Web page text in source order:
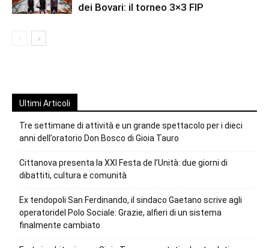
dei Bovari: il torneo 3×3 FIP
Ultimi Articoli
Tre settimane di attività e un grande spettacolo per i dieci
anni dell’oratorio Don Bosco di Gioia Tauro
Cittanova presenta la XXI Festa de l’Unità: due giorni di
dibattiti, cultura e comunità
Ex tendopoli San Ferdinando, il sindaco Gaetano scrive agli
operatoridel Polo Sociale: Grazie, alfieri di un sistema
finalmente cambiato